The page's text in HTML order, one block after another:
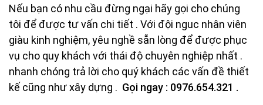
Nếu bạn có nhu cầu đừng ngại hãy gọi cho chúng
tôi để được tư vấn chi tiết . Với đội nguc nhân viên
giàu kinh nghiệm, yêu nghề sẵn lòng để được phục
vụ cho quy khách với thái độ chuyên nghiệp nhất .
nhanh chóng trả lời cho quý khách các vấn đề thiết
kế cũng như xây dựng . Gọi ngay : 0976.654.321 .